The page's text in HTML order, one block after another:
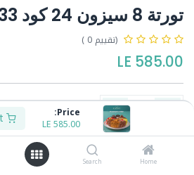
Price:
585.00
LE
Home
Search
تورتة 8 سيزون 24 كود 233
(تقييم 0 )
585.00
Buy Now